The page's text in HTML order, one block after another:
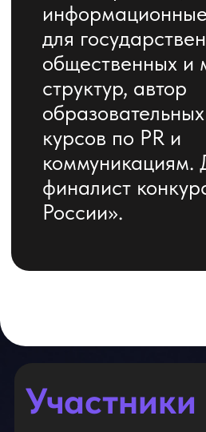
+7 (905) 089-67-47
a.latyshev@21-school.ru
Великий Новгород, ул.
Великая, д. 18А
Контакты